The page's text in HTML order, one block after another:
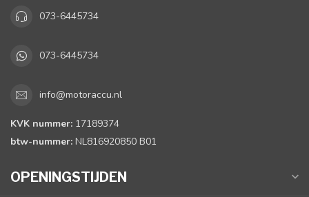
073-6445734
073-6445734
info@motoraccu.nl
KVK nummer: 17189374
btw-nummer: NL816920850 B01
OPENINGSTIJDEN